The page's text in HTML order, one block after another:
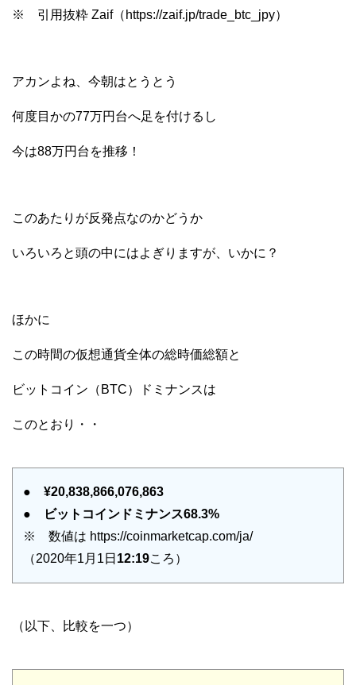
※ 引用抜粋 Zaif（https://zaif.jp/trade_btc_jpy）
アカンよね、今朝はとうとう
何度目かの77万円台へ足を付けるし
今は88万円台を推移！
このあたりが反発点なのかどうか
いろいろと頭の中にはよぎりますが、いかに？
ほかに
この時間の仮想通貨全体の総時価総額と
ビットコイン（BTC）ドミナンスは
このとおり・・
● ¥20,838,866,076,863
●
ビットコインドミナンス68.3%
※ 数値は https://coinmarketcap.com/ja/
（2020年1月1日 12:19ころ）
（以下、比較を一つ）